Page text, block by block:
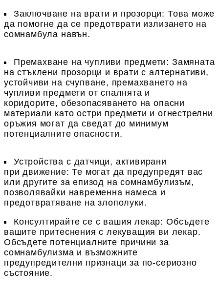
Заключване на врати и прозорци: Това може
да помогне да се предотврати излизането на
сомнамбула навън.
Премахване на чупливи предмети: Замяната
на стъклени прозорци и врати с алтернативи,
устойчиви на счупване, премахването на
чупливи предмети от спалнята и
коридорите, обезопасяването на опасни
материали като остри предмети и огнестрелни
оръжия могат да сведат до минимум
потенциалните опасности.
Устройства с датчици, активирани
при движение: Те могат да предупредят вас
или другите за епизод на сомнамбулизъм,
позволявайки навременна намеса и
предотвратяване на злополуки.
Консултирайте се с вашия лекар: Обсъдете
вашите притеснения с лекуващия ви лекар.
Обсъдете потенциалните причини за
сомнамбулизма и възможните
предупредителни признаци за по-сериозно
състояние.